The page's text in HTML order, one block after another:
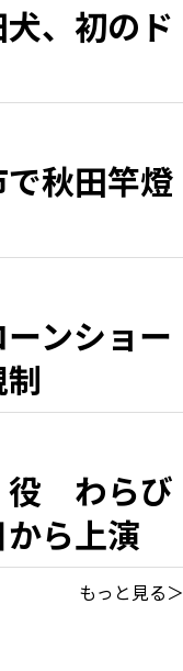
、初のド
秋田竿燈
ンショー
役 わらび
ら上演
もっと見る＞